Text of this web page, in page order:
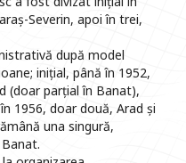
Severin, apoi în trei,
după model
inițial, până în 1952,
(doar parțial în Banat),
1956, doar două, Arad și
una singură,